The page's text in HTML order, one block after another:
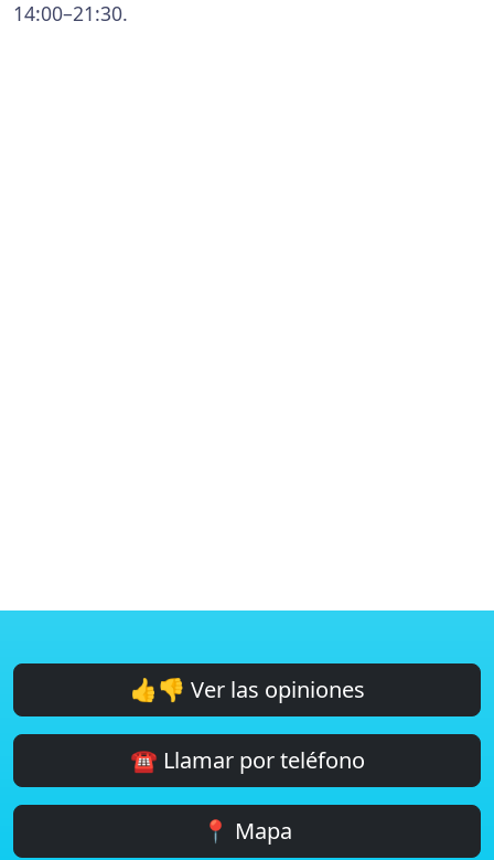
14:00–21:30.
👍👎 Ver las opiniones
☎️ Llamar por teléfono
📍 Mapa